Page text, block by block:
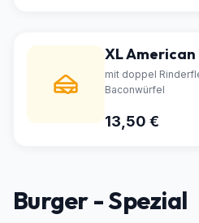
XL American
mit doppel
Baconwürfel
13,50 €
Burger - Spezial